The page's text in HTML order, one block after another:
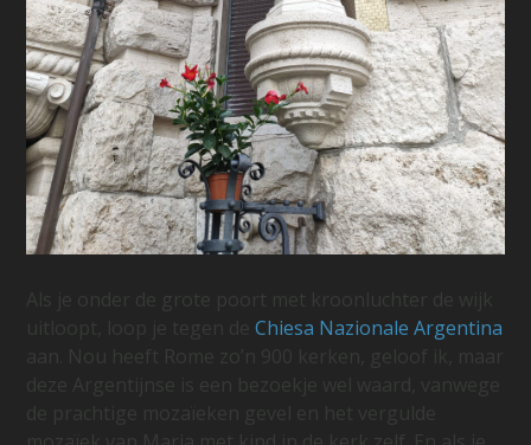
Als je onder de grote poort met kroonluchter de wijk
uitloopt, loop je tegen deChiesa Nazionale Argentina
aan. Nou heeft Rome zo’n 900 kerken, geloof ik, maar
deze Argentijnse is een bezoekje wel waard, vanwege
de prachtige mozaïeken gevel en het vergulde